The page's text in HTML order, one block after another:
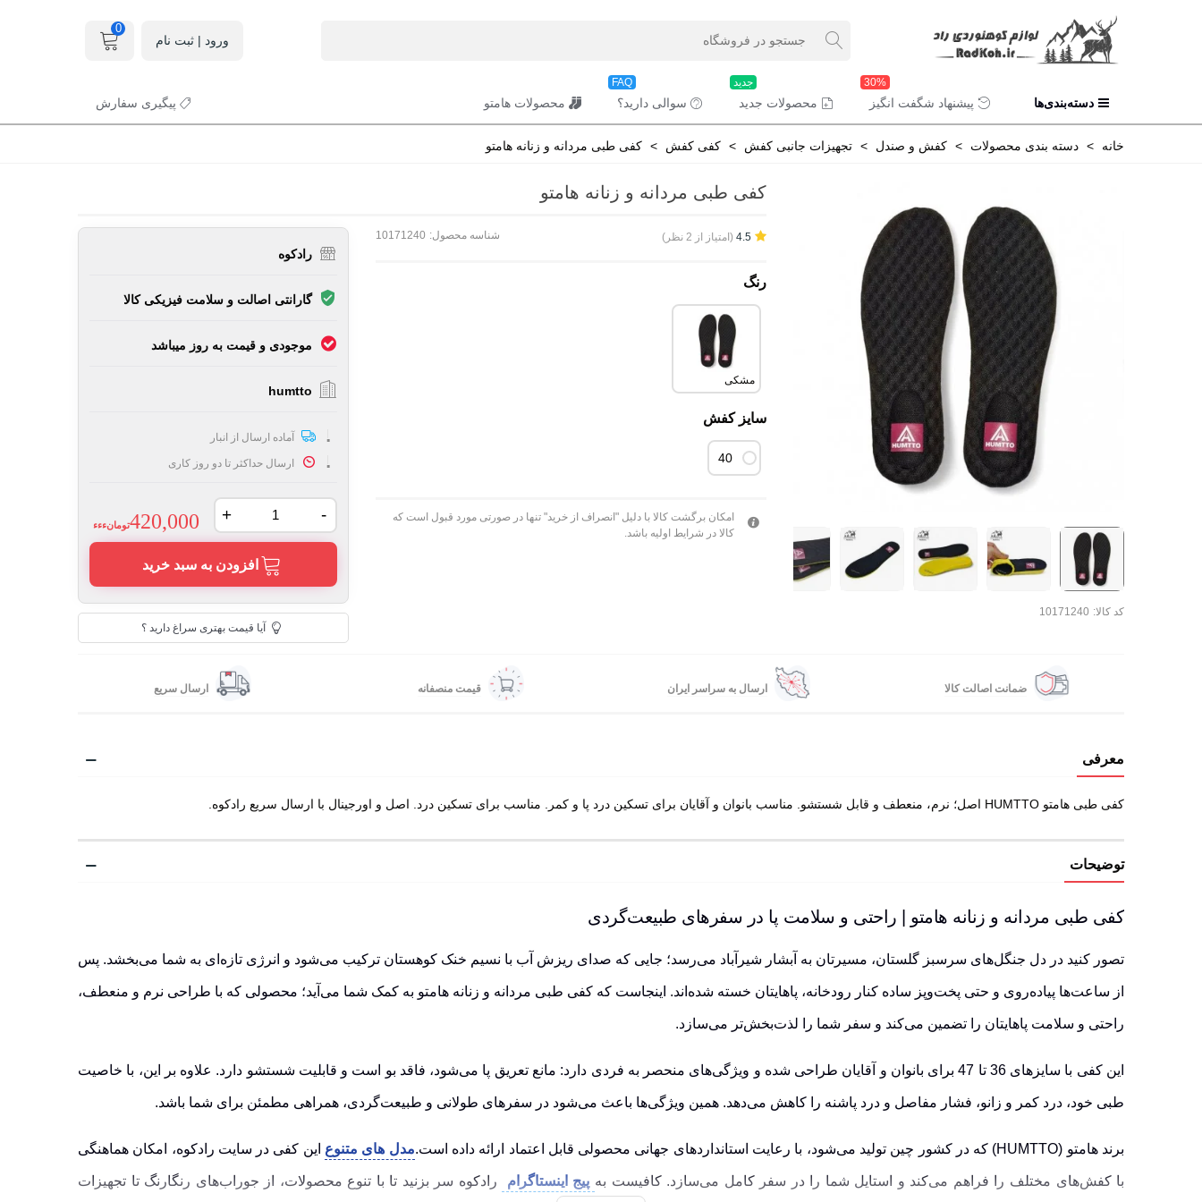
ورود | ثبت نام
0
دسته‌بندی‌ها پیشنهاد شگفت انگیز
30%
محصولات جدید
جدید
سوالی دارید؟
FAQ
محصولات هامتو پیگیری سفارش
خانه > دسته بندی محصولات > کفش و صندل > تجهیزات جانبی کفش > کفی کفش > کفی طبی مردانه و زنانه هامتو
کد کالا: 10171240
کفی طبی مردانه و زنانه هامتو
(امتیاز از 2 نظر) شناسه محصول: 10171240
رنگ
مشکی
سایز کفش
40
امکان برگشت کالا با دلیل "انصراف از خرید" تنها در صورتی مورد قبول است که
کالا در شرایط اولیه باشد.
رادکوه
گارانتی اصالت و سلامت فیزیکی کالا
موجودی و قیمت به روز میباشد
humtto
آماده ارسال از انبار
ارسال حداکثر تا دو روز کاری
-
+
420,000تومانءءء
افزودن به سبد خرید
آیا قیمت بهتری سراغ دارید ؟
ضمانت اصالت کالا ارسال به سراسر ایران قیمت منصفانه ارسال سریع
معرفی
کفی طبی هامتو HUMTTO اصل؛ نرم، منعطف و قابل شستشو. مناسب بانوان و آقایان برای تسکین درد پا و کمر. مناسب برای تسکین درد. اصل و اورجینال با ارسال سریع رادکوه.
توضیحات
کفی طبی مردانه و زنانه هامتو | راحتی و سلامت پا در سفرهای طبیعت‌گردی
تصور کنید در دل جنگل‌های سرسبز گلستان، مسیرتان به آبشار شیرآباد می‌رسد؛ جایی که صدای ریزش آب با نسیم خنک کوهستان ترکیب می‌شود و انرژی تازه‌ای به شما می‌بخشد. پس
از ساعت‌ها پیاده‌روی و حتی پخت‌وپز ساده کنار رودخانه، پاهایتان خسته شده‌اند. اینجاست که کفی طبی مردانه و زنانه هامتو به کمک شما می‌آید؛ محصولی که با طراحی نرم و منعطف،
راحتی و سلامت پاهایتان را تضمین می‌کند و سفر شما را لذت‌بخش‌تر می‌سازد.
این کفی با سایزهای 36 تا 47 برای بانوان و آقایان طراحی شده و ویژگی‌های منحصر به فردی دارد: مانع تعریق پا می‌شود، فاقد بو است و قابلیت شستشو دارد. علاوه بر این، با خاصیت
طبی خود، درد کمر و زانو، فشار مفاصل و درد پاشنه را کاهش می‌دهد. همین ویژگی‌ها باعث می‌شود در سفرهای طولانی و طبیعت‌گردی، همراهی مطمئن برای شما باشد.
برند هامتو (HUMTTO) که در کشور چین تولید می‌شود، با رعایت استانداردهای جهانی محصولی قابل اعتماد ارائه داده است. مدل های متنوع این کفی در سایت رادکوه، امکان هماهنگی
با کفش‌های مختلف را فراهم می‌کند و استایل شما را در سفر کامل می‌سازد. کافیست به پیج اینستاگرام رادکوه سر بزنید تا با تنوع محصولات، از جوراب‌های رنگارنگ تا تجهیزات